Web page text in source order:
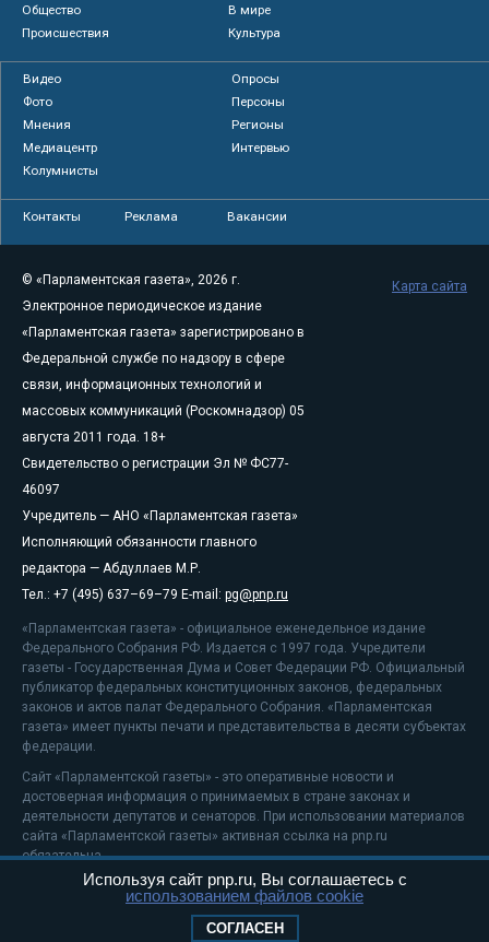
Общество
В мире
Происшествия
Культура
Видео
Опросы
Фото
Персоны
Мнения
Регионы
Медиацентр
Интервью
Колумнисты
Контакты Реклама Вакансии
© «Парламентская газета», 2026 г.
Электронное периодическое издание
«Парламентская газета» зарегистрировано в
Федеральной службе по надзору в сфере
связи, информационных технологий и
массовых коммуникаций (Роскомнадзор) 05
августа 2011 года. 18+
Свидетельство о регистрации Эл № ФС77-
46097
Учредитель — АНО «Парламентская газета»
Исполняющий обязанности главного
редактора — Абдуллаев М.Р.
Тел.: +7 (495) 637–69–79 E-mail: pg@pnp.ru
«Парламентская газета» - официальное еженедельное издание
Федерального Собрания РФ. Издается с 1997 года. Учредители
газеты - Государственная Дума и Совет Федерации РФ. Официальный
публикатор федеральных конституционных законов, федеральных
законов и актов палат Федерального Собрания. «Парламентская
газета» имеет пункты печати и представительства в десяти субъектах
федерации.
Сайт «Парламентской газеты» - это оперативные новости и
достоверная информация о принимаемых в стране законах и
деятельности депутатов и сенаторов. При использовании материалов
сайта «Парламентской газеты» активная ссылка на pnp.ru
обязательна.
На информационном ресурсе применяютсярекомендательные
Положение о защите персональных данных
Карта сайта
Используя сайт pnp.ru, Вы соглашаетесь с
использованием файлов cookie
СОГЛАСЕН